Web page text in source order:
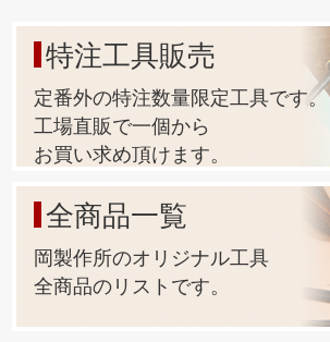
特注工具販売
定番外の特注数量限定工具です。
工場直販で一個から
お買い求め頂けます。
全商品一覧
岡製作所のオリジナル工具
全商品のリストです。